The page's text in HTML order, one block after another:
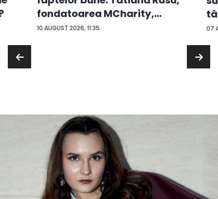
10 AUGUST 2026, 11:35
fondatoarea MCharity,
oma...
07